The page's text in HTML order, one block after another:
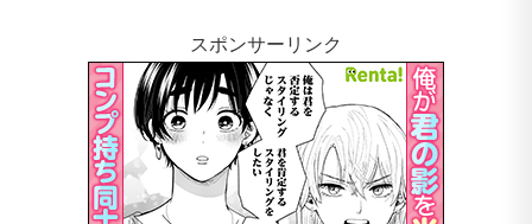
スポンサーリンク